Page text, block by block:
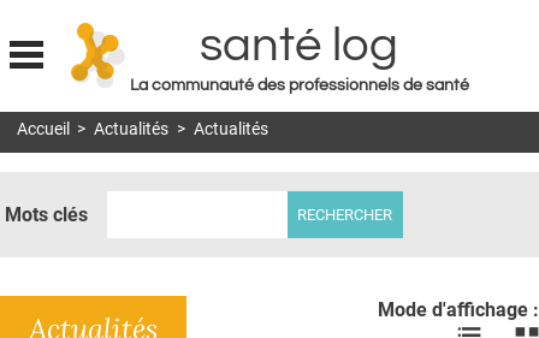
Jump to navigation
santé log
La communauté des professionnels de santé
MON COMPTE
DOSSIERS
Accueil > Actualités > Actualités
Mots clés
Mode d'affichage :
Actualités